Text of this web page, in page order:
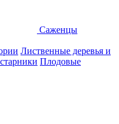
Саженцы
Лиственные деревья и
Плодовые